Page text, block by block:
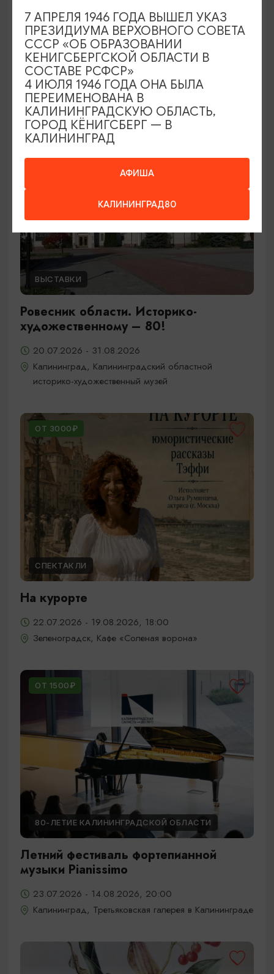
Семейный клуб выходного дня в
Морском выставочном центре
19.07.2026 - 30.08.2026, СБ 12:00, 13:00
Светлогорск, Морской выставочный центр г.
Светлогорск
ВЫСТАВКИ
Ровесник области. Историко-
художественному – 80!
20.07.2026 - 31.08.2026
Калининград, Калининградский областной
историко-художественный музей
ОТ 3000₽
СПЕКТАКЛИ
На курорте
22.07.2026 - 19.08.2026, 18:00
Зеленоградск, Кафе «Соленая ворона»
ОТ 1500₽
80-ЛЕТИЕ КАЛИНИНГРАДСКОЙ ОБЛАСТИ
Летний фестиваль фортепианной
музыки Pianissimo
23.07.2026 - 14.08.2026, 20:00
Калининград, Третьяковская галерея в Калининграде
АФИША
КАЛИНИНГРАД80
7 АПРЕЛЯ 1946 ГОДА ВЫШЕЛ УКАЗ
ПРЕЗИДИУМА ВЕРХОВНОГО СОВЕТА
СССР «ОБ ОБРАЗОВАНИИ
КЕНИГСБЕРГСКОЙ ОБЛАСТИ В
СОСТАВЕ РСФСР»
4 ИЮЛЯ 1946 ГОДА ОНА БЫЛА
ПЕРЕИМЕНОВАНА В
КАЛИНИНГРАДСКУЮ ОБЛАСТЬ,
ГОРОД КЁНИГСБЕРГ — В
КАЛИНИНГРАД